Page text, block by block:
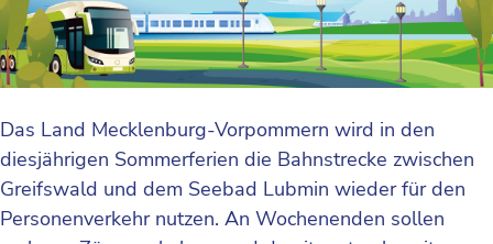
Das Land Mecklenburg-Vorpommern wird in den
diesjährigen Sommerferien die Bahnstrecke zwischen
Greifswald und dem Seebad Lubmin wieder für den
Personenverkehr nutzen. An Wochenenden sollen